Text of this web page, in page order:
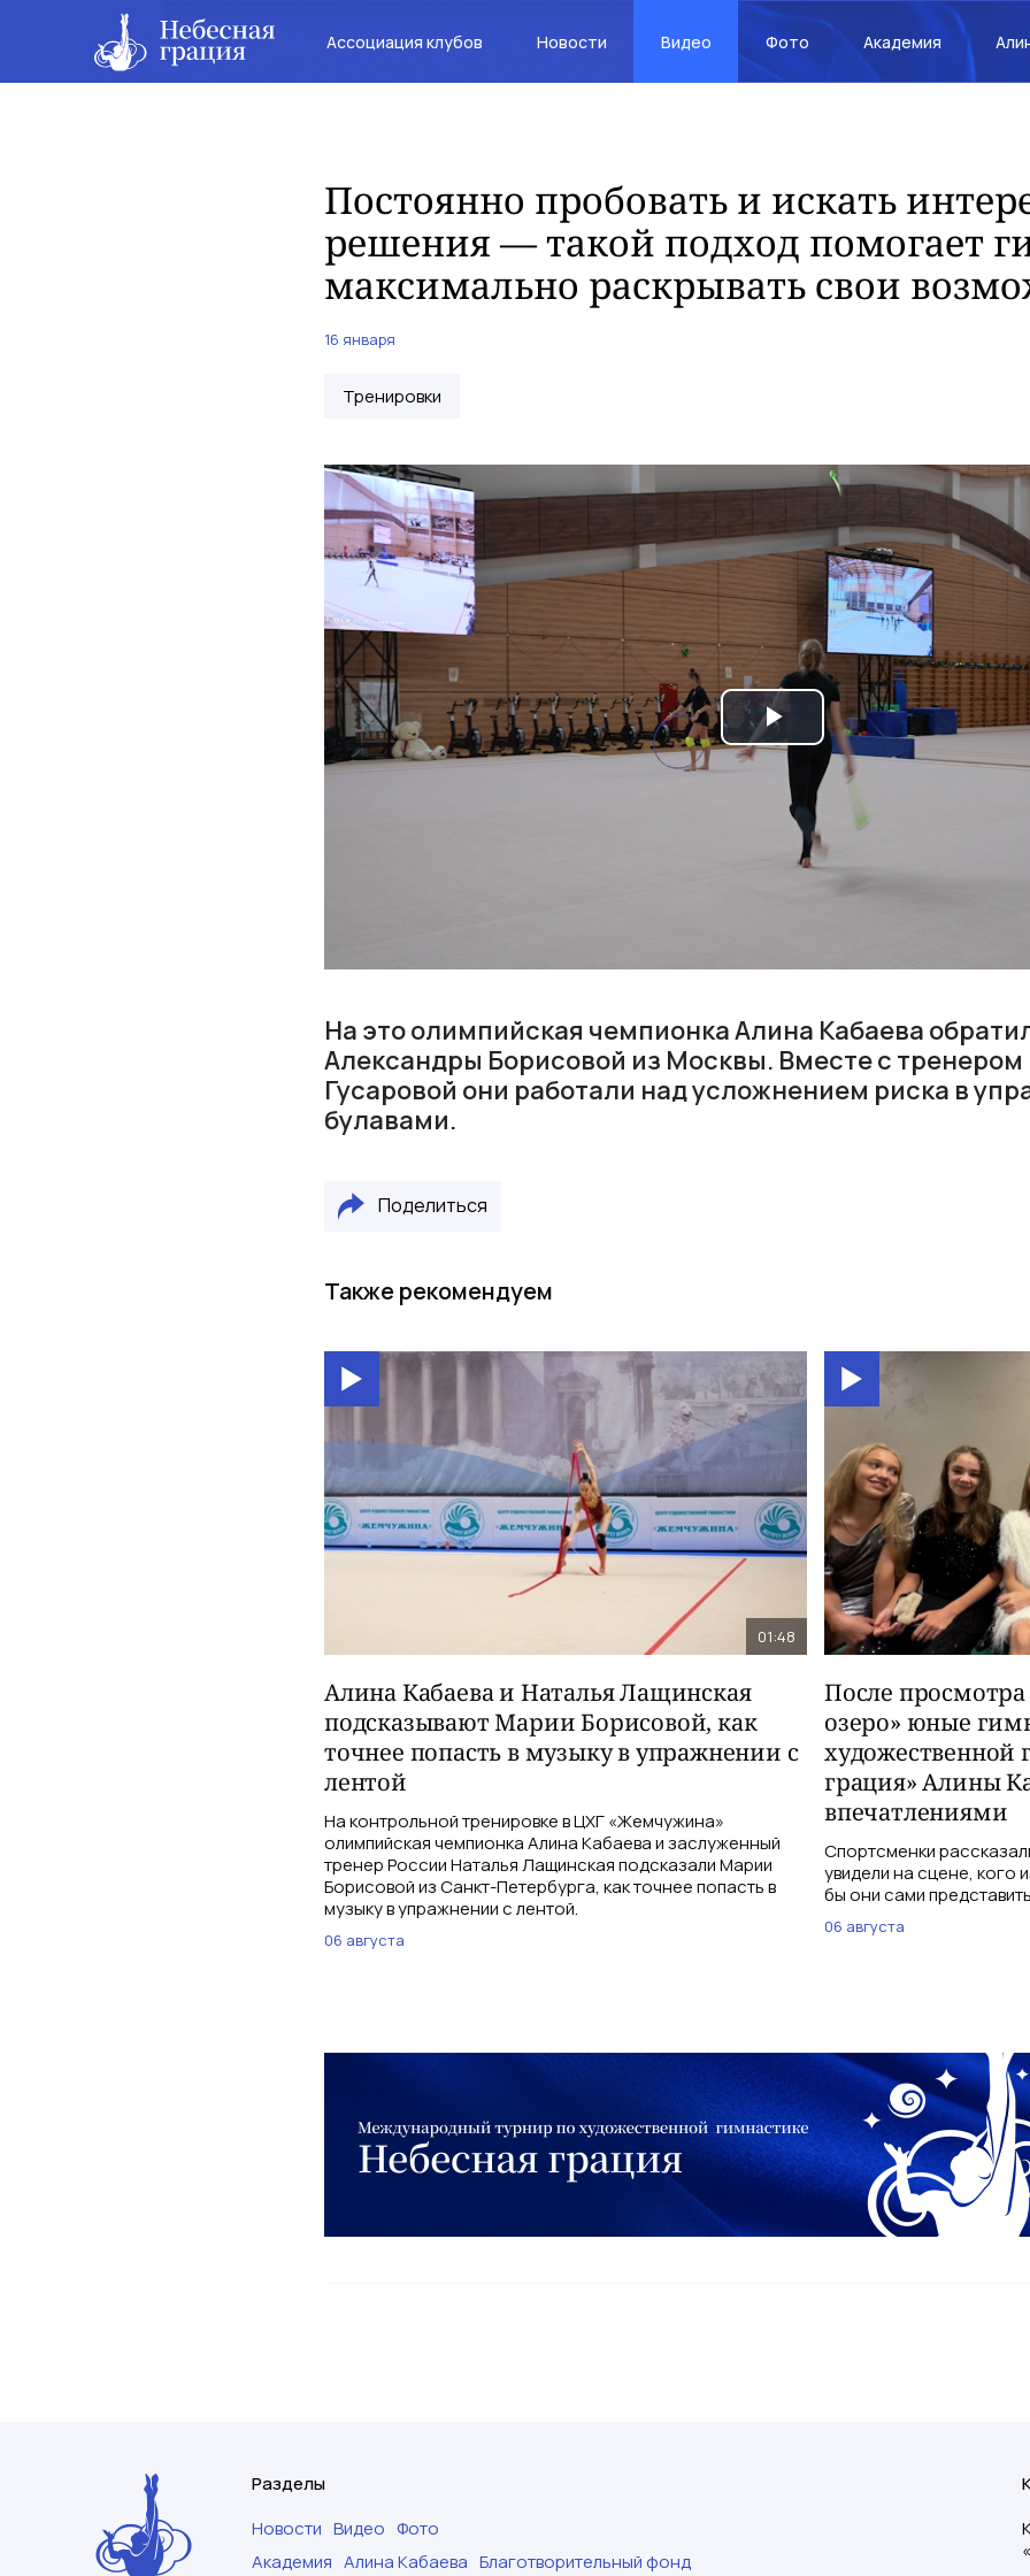
Ассоциация клубов Новости Видео Фото Академия
Постоянно пробовать и искать
решения — такой подход помогает
максимально раскрывать свои
16 января
Тренировки
Play
Video
На это олимпийская чемпионка Алина Кабаева
Александры Борисовой из Москвы. Вместе с
Гусаровой они работали над усложнением риска в
булавами.
Поделиться
Также рекомендуем
01:48
Алина Кабаева и Наталья Лащинская
подсказывают Марии Борисовой, как
точнее попасть в музыку в упражнении с
лентой
На контрольной тренировке в ЦХГ «Жемчужина»
олимпийская чемпионка Алина Кабаева и заслуженный
тренер России Наталья Лащинская подсказали Марии
Борисовой из Санкт-Петербурга, как точнее попасть в
музыку в упражнении с лентой.
06 августа
После просмотра
озеро» юные
художественной
грация» Алины
впечатлениями
Спортсменки
увидели на сцене, кого
бы они сами
06 августа
Разделы
Новости Видео Фото
Академия Алина Кабаева Благотворительный фонд